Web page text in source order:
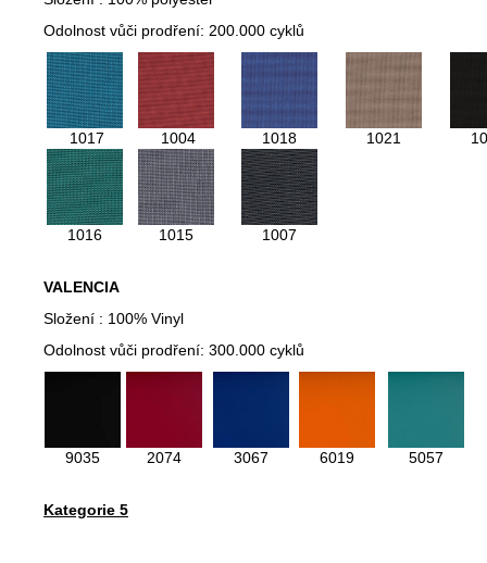
Odolnost vůči prodření: 200.000 cyklů
1017 1004 1018 1021
1016 1015 1007
VALENCIA
Složení : 100% Vinyl
Odolnost vůči prodření: 300.000 cyklů
9035 2074 3067 6019 5057
Kategorie 5